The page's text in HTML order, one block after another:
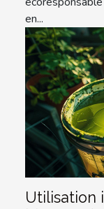
en...
Utilisation